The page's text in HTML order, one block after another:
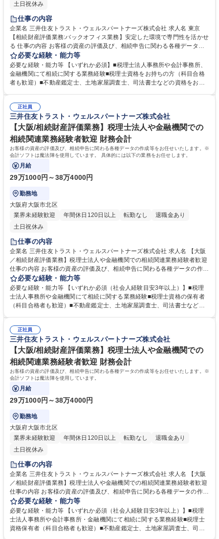
土日祝休み
仕事の内容
企業名 三井住友トラスト・ウェルスパートナーズ株式会社 求人名 東京
【相続財産評価業務:バックオフィス業務】安定した環境で専門性を活かせ
る 仕事の内容 お客様の資産の評価及び、相続申告に関わる各種データの
作成等をお任せいたします。具体的には以下の業務をお任せいたします。
※会計ソフトは魔法陣を使用しています。 【業務詳細】■相続財産評価の
お申込みがあったお客様、銀行担当者、提携税理士法人の税理士と連携し
て、(1)相続財産の確定、(2)評価明細の作成、(3)税理士が行う申告書類の
申告に必要な評価明細を作成します。土地の評価、未上場株式、出資金の
評価など、専門性が高い評価を行います。 募集職種 東京【相続財産評価
業務:バックオフィス業務】安定した環境で専門性を活かせる
必要な経験・能力等
必要な経験・能力等 【いずれか必須】■税理士法人事務所や会計事務所、
金融機関にて相続に関する業務経験■税理士資格をお持ちの方（科目合格
者も歓迎）■不動産鑑定士、土地家屋調査士、司法書士などの資格をお持
調性がある方 ■向上心が高い方 学歴・資格 学歴：大学院 大学 短大 語学
力： 資格：不動産鑑定士 土地家屋調査士 税理士
正社員
三井住友トラスト・ウェルスパートナーズ株式会社
【大阪/相続財産評価業務】税理士法人や金融機関での
相続関連業務経験者歓迎 財務会計
お客様の資産の評価及び、相続申告に関わる各種データの作成等をお任せいたします。※
会計ソフトは魔法陣を使用しています。 具体的には以下の業務をお任せします。
月給
29万1000円～38万4000円
勤務地
大阪府大阪市北区
業界未経験歓迎
年間休日120日以上 転勤なし
退職金あり
土日祝休み
仕事の内容
企業名 三井住友トラスト・ウェルスパートナーズ株式会社 求人名 【大阪
／相続財産評価業務】税理士法人や金融機関での相続関連業務経験者歓迎
仕事の内容 お客様の資産の評価及び、相続申告に関わる各種データの作成
等をお任せいたします。※会計ソフトは魔法陣を使用しています。 具体的
には以下の業務をお任せします。 ■相続財産評価のお申込みがあったお客
様(相続人/受遺者),銀行担当者,提携税理士法人の税理士と連携,相続財産確
定や評価明細作成,税理士が行う申告書類の作成・申告が期限までに滞りな
式,出資金評価など専門性が高い評価を実施。※土地評価にあたり実踏(現
地調査),役所調査等も含む 募集職種 【大阪／相続財産評価業務】税理士法
人や金融機関での相続関連業務経験者歓迎
必要な経験・能力等
必要な経験・能力等 【いずれか必須（社会人経験目安3年以上）】■税理
士法人事務所や金融機関にて相続に関する業務経験■税理士資格の保有者
（科目合格者も歓迎）■不動産鑑定士、土地家屋調査士、司法書士などの
強い方 ■協調性がある方 ■向上心が高い方 学歴・資格 学歴：大学院 大学
高専 短大 語学力： 資格：税理士 不動産鑑定士 土地家屋調査士
正社員
三井住友トラスト・ウェルスパートナーズ株式会社
【大阪/相続財産評価業務】税理士法人や金融機関での
相続関連業務経験者歓迎 財務会計
お客様の資産の評価及び、相続申告に関わる各種データの作成等をお任せいたします。※
会計ソフトは魔法陣を使用しています。
月給
29万1000円～38万4000円
勤務地
大阪府大阪市北区
業界未経験歓迎
年間休日120日以上 転勤なし
退職金あり
土日祝休み
仕事の内容
企業名 三井住友トラスト・ウェルスパートナーズ株式会社 求人名 【大阪
／相続財産評価業務】税理士法人や金融機関での相続関連業務経験者歓迎
仕事の内容 お客様の資産の評価及び、相続申告に関わる各種データの作成
等をお任せいたします。※会計ソフトは魔法陣を使用しています。 ■相続
財産評価のお申込みがあったお客様(相続人/受遺者),銀行担当者,提携税理
士法人の税理士と連携,相続財産確定や評価明細作成,税理士が行う申告書
類の作成・申告が期限までに滞りなく行うよう対応■相続財産を法令に則
必要な経験・能力等
必要な経験・能力等 【いずれか必須（社会人経験目安3年以上）】■税理
士法人事務所や会計事務所・金融機関にて相続に関する業務経験■税理士
資格保有者（科目合格者も歓迎）■不動産鑑定士、土地家屋調査士、司法